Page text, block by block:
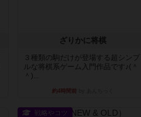
ざりかに将棋
３種類の駒だけが登場する超シンプ
ルな将棋系ゲーム入門作品です♪(＾
＾)...
約4時間前
戦略やコツ